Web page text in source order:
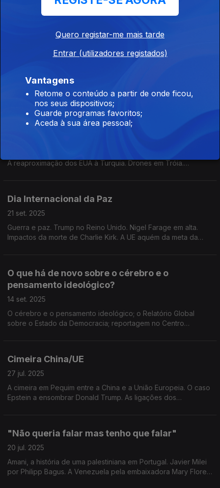
Entrevistas com Henrique Cymerman, sobre o livro "O Enigma
de Israel", e com Isabel Estrada Carvalhais, sobre a redução
tempos. Edição de Mário Rui Cardoso.
O plano de paz para Gaza
Hamas aceita partes do plano e quer negociar. Contestação
em Marrocos. Eleições na Síria. A influência de Jair Bolsonaro.
Edição de Mário Rui Cardoso.
Reconhecimento do Estado da Palestina
A reaproximação dos EUA à Turquia. Drones em Tróia.
Dia Internacional da Paz
21 set. 2025
Guerra e paz. Trump no Reino Unido. Nigel Farage em alta.
Impactos da morte de Charlie Kirk. A UE aquém da meta da
O que há de novo sobre o cérebro e o
pensamento ideológico?
14 set. 2025
O cérebro e o pensamento ideológico; o Relatório Global
sobre o Estado da Democracia; reportagem no Centro
Cimeira China/UE
27 jul. 2025
A cimeira em Pequim entre a China e a União Europeia. O caso
Epstein a ensombrar Donald Trump. As ligações dos
"Não queria falar mas tenho que falar"
20 jul. 2025
Amani, a história de uma palestiniana em Portugal. Javier Milei
por Philipp Bagus. A Venezuela pela embaixadora Mary Flores.
Quero registar-me mais tarde
Entrar (utilizadores registados)
Vantagens
Retome o conteúdo a partir de onde ficou,
nos seus dispositivos;
Guarde programas favoritos;
Aceda à sua área pessoal;